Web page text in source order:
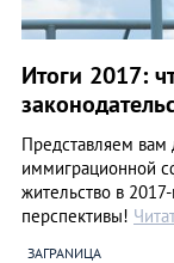
Итоги 2017:
Представляем вам
иммиграционной
жительство в
перспективы!
ЗАГРАNИЦА